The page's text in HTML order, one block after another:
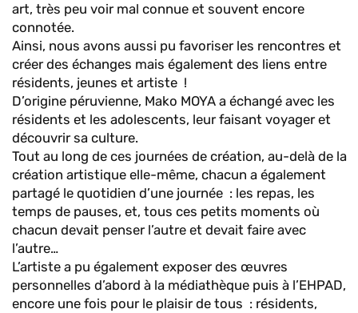
art, très peu voir mal connue et souvent encore
connotée.
Ainsi, nous avons aussi pu favoriser les rencontres et
créer des échanges mais également des liens entre
résidents, jeunes et artiste !
D’origine péruvienne, Mako MOYA a échangé avec les
résidents et les adolescents, leur faisant voyager et
découvrir sa culture.
Tout au long de ces journées de création, au-delà de la
création artistique elle-même, chacun a également
partagé le quotidien d’une journée : les repas, les
temps de pauses, et, tous ces petits moments où
chacun devait penser l’autre et devait faire avec
l’autre…
L’artiste a pu également exposer des œuvres
personnelles d’abord à la médiathèque puis à l’EHPAD,
encore une fois pour le plaisir de tous : résidents,